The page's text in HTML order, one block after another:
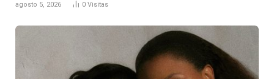
agosto 5, 2026 0 Visitas